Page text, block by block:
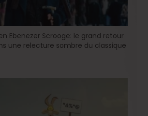
Ebenezer Scrooge: le grand retour
une relecture sombre du classique